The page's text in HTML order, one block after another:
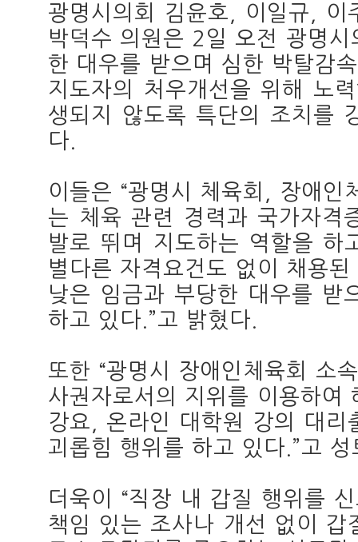
광명시의회 김윤호, 이일규,
박덕수 의원은 2일 오전 광명
한 대우를 받으며 심한 박탈감
지도자의 처우개선을 위해 노
생되지 않도록 특단의 조치를
다.
이들은 “광명시 체육회, 장애인
는 체육 관련 경력과 국가자격
발로 뛰며 지도하는 역할을 하
별다른 자격요건도 없이 채용
낮은 임금과 부당한 대우를 받
하고 있다.”고 밝혔다.
또한 “광명시 장애인체육회 소
사권자로서의 지위를 이용하여
강요, 온라인 대학원 강의 대
괴롭힘 행위를 하고 있다.”고 성
더욱이 “직장 내 갑질 행위를
책임 있는 조사나 개선 없이